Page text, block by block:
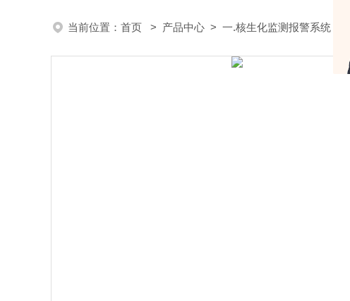
当前位置： 首页 > 产品中心 > 一.核生化监测报警系统